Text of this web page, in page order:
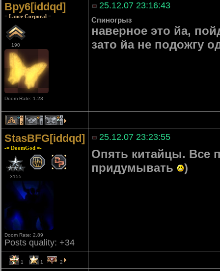
Bpy6[iddqd]
= Lance Corporal =
190
Doom Rate: 1.23
25.12.07 23:16:43
Спиногрыз
наверное это йа,
зато йа не подожгу
2 1 1
StasBFG[iddqd]
-= DoomGod =-
3155
Doom Rate: 2.89
Posts quality: +34
25.12.07 23:23:55
Опять китайцы. Все
придумывать
)
1 1 2